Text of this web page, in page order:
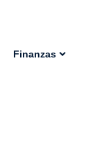
Finanzas